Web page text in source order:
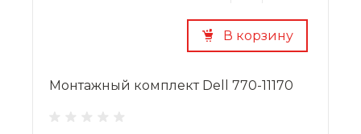
В корзину
Монтажный комплект Dell 770-11170